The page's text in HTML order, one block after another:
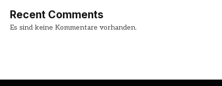
Recent Comments
Es sind keine Kommentare vorhanden.